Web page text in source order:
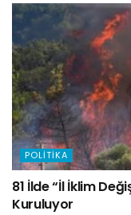
POLITIKA
81 İlde “İl İklim
Kuruluyor